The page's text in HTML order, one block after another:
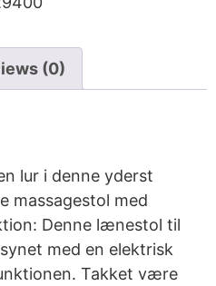
(0)
lur i denne yderst
massagestol med
Denne lænestol til
med en elektrisk
Takket være